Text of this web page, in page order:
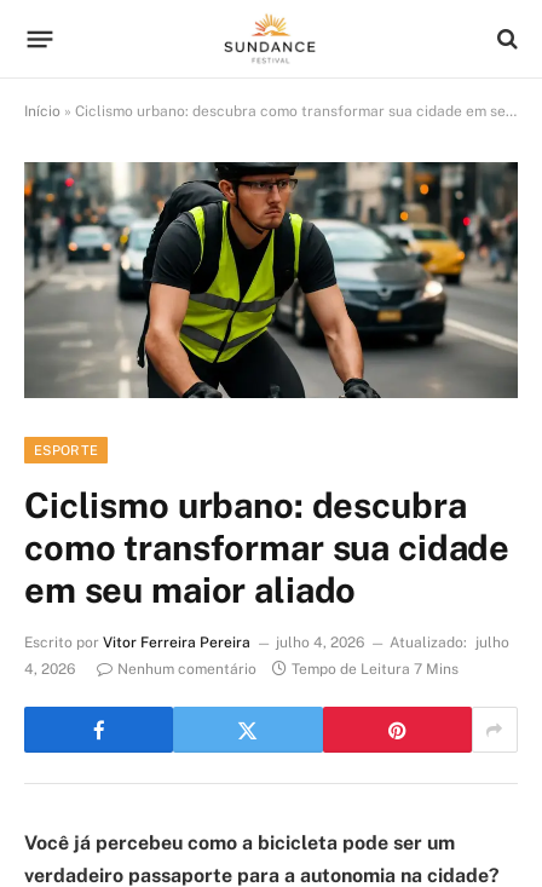
Início » Ciclismo urbano: descubra como transformar sua cidade em seu maior aliado
ESPORTE
Ciclismo urbano: descubra
como transformar sua cidade
em seu maior aliado
Escrito por Vitor Ferreira Pereira julho 4, 2026 Atualizado:
julho
4, 2026
Nenhum comentário Tempo de Leitura 7 Mins
Você já percebeu como a bicicleta pode ser um
verdadeiro passaporte para a autonomia na cidade?